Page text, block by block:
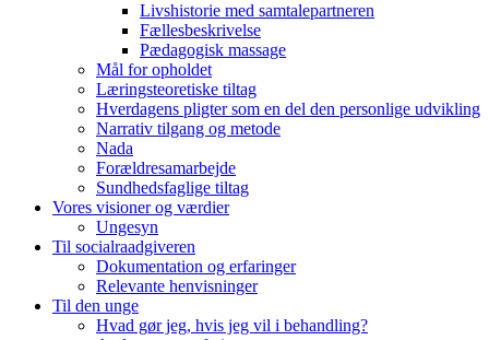
Livshistorie med samtalepartneren
Fællesbeskrivelse
Pædagogisk massage
Mål for opholdet
Læringsteoretiske tiltag
Hverdagens pligter som en del den personlige udvikling
Narrativ tilgang og metode
Nada
Forældresamarbejde
Sundhedsfaglige tiltag
Vores visioner og værdier​
Ungesyn
Til socialraadgiveren
Dokumentation og erfaringer
Relevante henvisninger
Til den unge
Hvad gør jeg, hvis jeg vil i behandling?